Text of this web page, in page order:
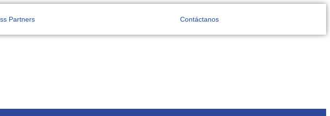
Partners Contáctanos